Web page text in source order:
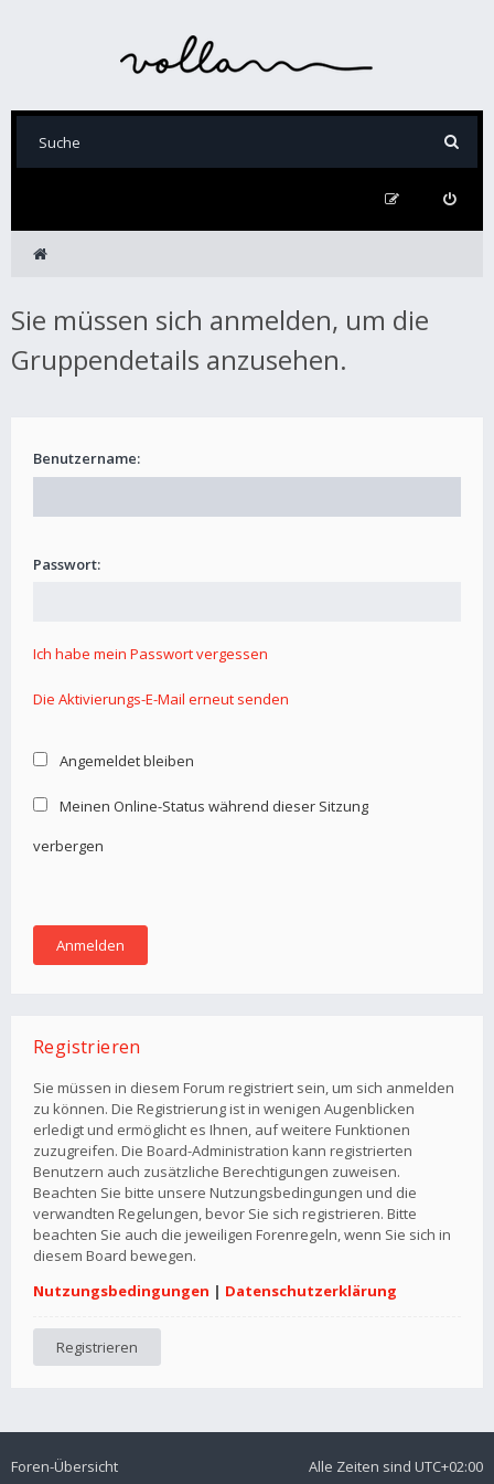
Sie müssen sich anmelden, um die
Gruppendetails anzusehen.
Benutzername:
Passwort:
Ich habe mein Passwort vergessen
Die Aktivierungs-E-Mail erneut senden
Angemeldet bleiben
Meinen Online-Status während dieser Sitzung
verbergen
Registrieren
Sie müssen in diesem Forum registriert sein, um sich anmelden
zu können. Die Registrierung ist in wenigen Augenblicken
erledigt und ermöglicht es Ihnen, auf weitere Funktionen
zuzugreifen. Die Board-Administration kann registrierten
Benutzern auch zusätzliche Berechtigungen zuweisen.
Beachten Sie bitte unsere Nutzungsbedingungen und die
verwandten Regelungen, bevor Sie sich registrieren. Bitte
beachten Sie auch die jeweiligen Forenregeln, wenn Sie sich in
diesem Board bewegen.
Nutzungsbedingungen | Datenschutzerklärung
Registrieren
Foren-Übersicht Alle Zeiten sind UTC+02:00